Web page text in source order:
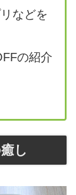
などを
の紹介
し